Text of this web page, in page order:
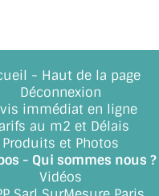
- BUC 78
- Haut de la page
Déconnexion
immédiat en ligne
au m2 et Délais
Produits et Photos
- Qui sommes nous ?
Vidéos